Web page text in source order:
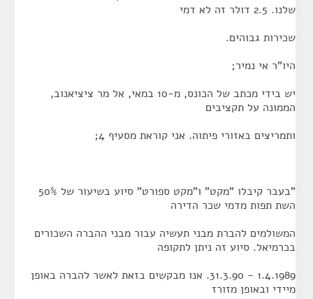
שלנו. 2.5 דולר זה לא דמי
שכירות גבוהים.
היו"ר אי נמיר;
יש בידי מכתב של הכונס, מ-10 במאי, אל מר ציציאנוב,
הממונה על תקציבים
ותמריצים באזורי פיתוה. אני קוראת מסעיף 4;
"בעבר קיבלו "מקט" ו"מקט ספורט" סיוע בשיעור של 50%
השת תפות מדמי שכר הדירה
המשולמים להברת מבני תעשיה עבור מבני ההברה השכורים
בכרמיאל. סיוע זה ניתן לתקופה
1.4.1989 - 31.3.90. אנו מבקשים בזאת לאשר להברה באופן
מיידי ובאופן מזורז